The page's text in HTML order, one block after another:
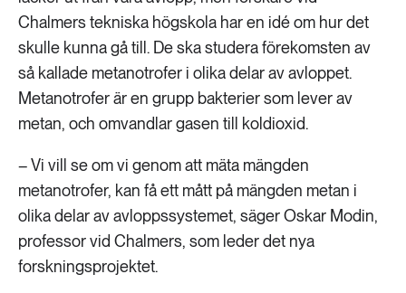
Chalmers tekniska högskola har en idé om hur det
skulle kunna gå till. De ska studera förekomsten av
så kallade metanotrofer i olika delar av avloppet.
Metanotrofer är en grupp bakterier som lever av
metan, och omvandlar gasen till koldioxid.
– Vi vill se om vi genom att mäta mängden
metanotrofer, kan få ett mått på mängden metan i
olika delar av avloppssystemet, säger Oskar Modin,
professor vid Chalmers, som leder det nya
forskningsprojektet.